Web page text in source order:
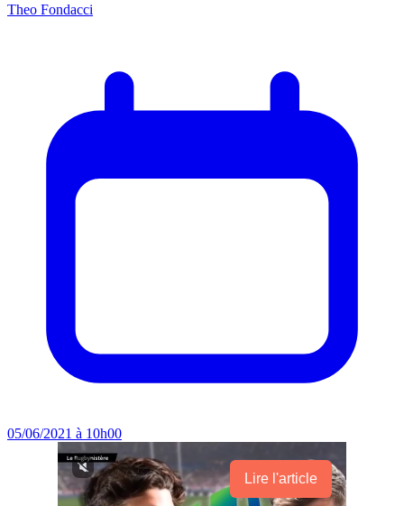
Theo Fondacci
05/06/2021 à 10h00
Lire l'article